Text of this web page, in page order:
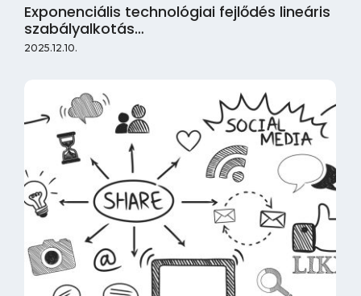
Exponenciális technológiai fejlődés lineáris
szabályalkotás…
2025.12.10.